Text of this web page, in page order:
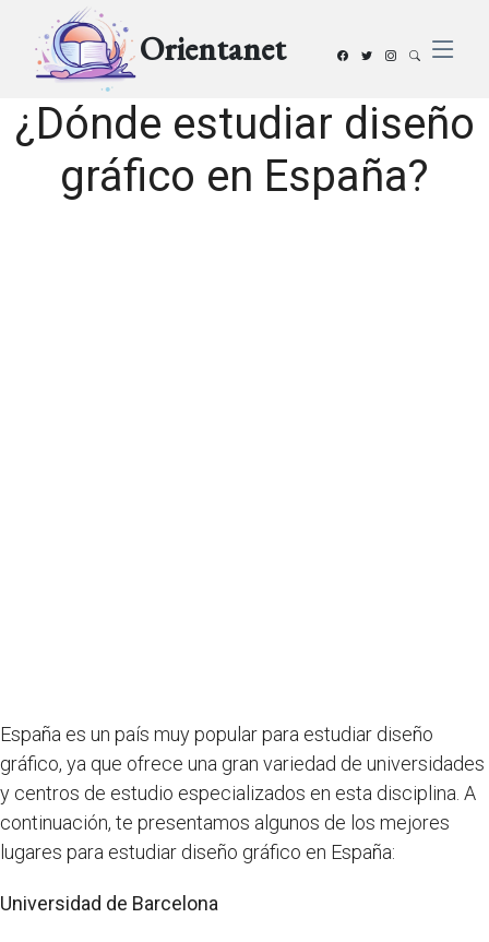
Orientanet
¿Dónde estudiar diseño
gráfico en España?
España es un país muy popular para estudiar diseño
gráfico, ya que ofrece una gran variedad de universidades
y centros de estudio especializados en esta disciplina. A
continuación, te presentamos algunos de los mejores
lugares para estudiar diseño gráfico en España:
Universidad de Barcelona